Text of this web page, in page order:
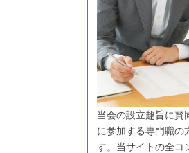
当会の設立趣旨に賛
に参加する専門職の
す。当サイトの全コ